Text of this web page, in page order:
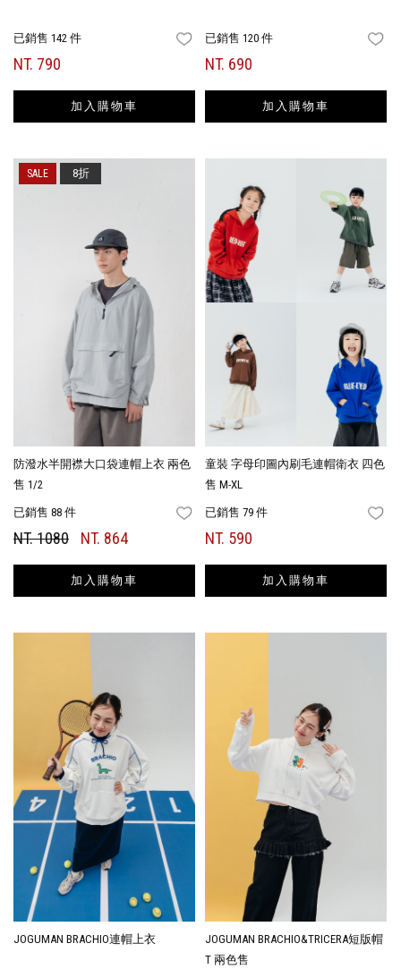
已銷售 142 件 FAVORITES
NT. 790
加入購物車
已銷售 120 件
NT. 690
加入購物車
防潑水半開襟大口袋連帽上衣 兩色
售 1/2
已銷售 88 件 FAVORITES
NT. 1080 NT. 864
加入購物車
8折
童裝 字母印圖內刷毛連帽衛衣 四色
售 M-XL
已銷售 79 件
NT. 590
加入購物車
JOGUMAN BRACHIO連帽上衣
JOGUMAN BRACHIO&TRICERA短版帽
T 兩色售